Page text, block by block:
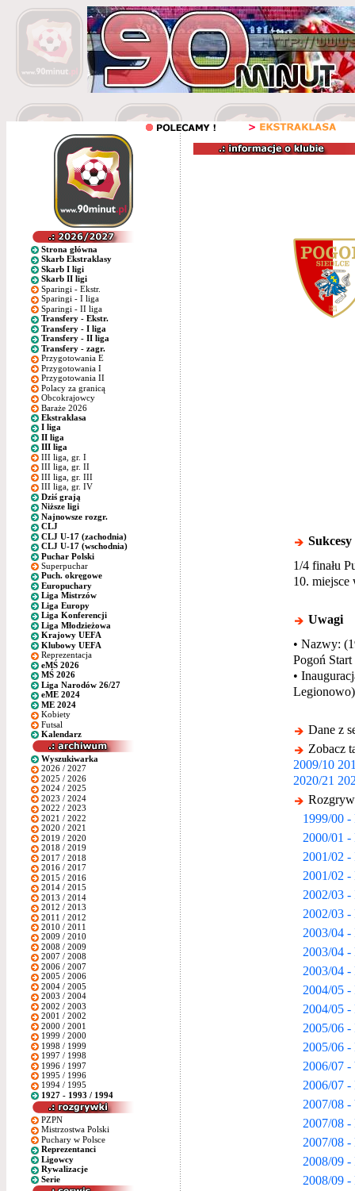
Strona główna
Skarb Ekstraklasy
Skarb I ligi
Skarb II ligi
Sparingi - Ekstr.
Sparingi - I liga
Sparingi - II liga
Transfery - Ekstr.
Transfery - I liga
Transfery - II liga
Transfery - zagr.
Przygotowania E
Przygotowania I
Przygotowania II
Polacy za granicą
Obcokrajowcy
Baraże 2026
Ekstraklasa
I liga
II liga
III liga
III liga, gr. I
III liga, gr. II
III liga, gr. III
III liga, gr. IV
Dziś grają
Niższe ligi
Najnowsze rozgr.
CLJ
CLJ U-17 (zachodnia)
CLJ U-17 (wschodnia)
Puchar Polski
Superpuchar
Puch. okręgowe
Europuchary
Liga Mistrzów
Liga Europy
Liga Konferencji
Liga Młodzieżowa
Krajowy UEFA
Klubowy UEFA
Reprezentacja
eMŚ 2026
MŚ 2026
Liga Narodów 26/27
eME 2024
ME 2024
Kobiety
Futsal
Kalendarz
Wyszukiwarka
2026 / 2027
2025 / 2026
2024 / 2025
2023 / 2024
2022 / 2023
2021 / 2022
2020 / 2021
2019 / 2020
2018 / 2019
2017 / 2018
2016 / 2017
2015 / 2016
2014 / 2015
2013 / 2014
2012 / 2013
2011 / 2012
2010 / 2011
2009 / 2010
2008 / 2009
2007 / 2008
2006 / 2007
2005 / 2006
2004 / 2005
2003 / 2004
2002 / 2003
2001 / 2002
2000 / 2001
1999 / 2000
1998 / 1999
1997 / 1998
1996 / 1997
1995 / 1996
1994 / 1995
1927 - 1993 / 1994
PZPN
Mistrzostwa Polski
Puchary w Polsce
Reprezentanci
Ligowcy
Rywalizacje
Serie
Sukcesy
1/4 finału
10.
Uwagi
• Nazwy:
Pogoń
•
Legionowo)
Dane z
Zobacz
2009/10
2020/21
1999/00 -
2000/01 -
2001/02 -
2001/02 -
2002/03 -
2002/03 -
2003/04 -
2003/04 -
2003/04 -
2004/05 -
2004/05 -
2005/06 -
2005/06 -
2006/07 -
2006/07 -
2007/08 -
2007/08 -
2007/08 -
2008/09 -
2008/09 -